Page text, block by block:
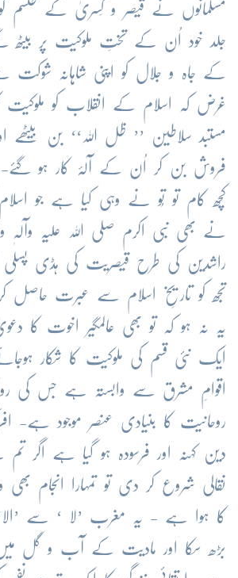
مسلمانوں نے قیصر و کِسریٰ کے طلسم کو
جلد خود اُن کے تختِ ملوکیت پر بیٹھ
کے جاہ و جلال کو اپنی شاہانہ شوکت
غرض کہ اسلام کے انقلاب کو ملوکیت
مستبد سلاطین ’’ ظل اللہ‘‘ بن بیٹھے
فروش بن کر اُن کے آلۂ کار ہو
کچھ کام تو تُو نے وہی کیا ہے جو اسلام
نے بھی نبی اکرم صلی اللہ علیہ وآلہٖ
راشدین کی طرح قیصریت کی ہڈی پسلی
تجھ کو تاریخِ اسلام سے عبرت حاصل
یہ نہ ہو کہ تو بھی عالمگیر اخوت کا
ایک نئی قسم کی ملوکیت کا شکار
اقوامِ مشرق سے وابستہ ہے جس کی
روحانیت کا بنیادی عنصر موجود ہے-
دین کہنہ اور فرسودہ ہو گیا ہے اگر
نقالی شروع کر دی تو تمہارا انجام
کا ہوا ہے - یہ مغرب ’لا ‘ سے
بڑھ سکا اور مادیت کے آب و گل میں